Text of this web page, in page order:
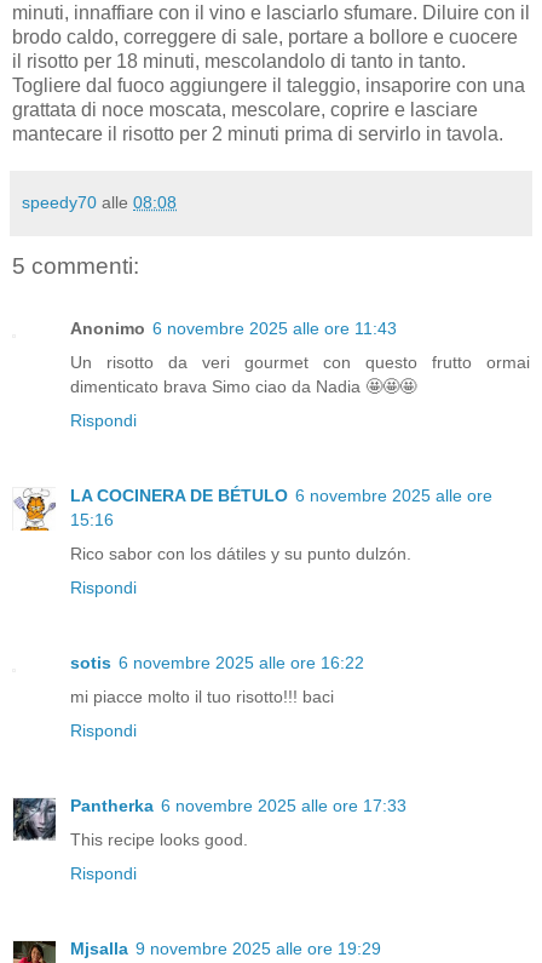
minuti, innaffiare con il vino e lasciarlo sfumare. Diluire con il
brodo caldo, correggere di sale, portare a bollore e cuocere
il risotto per 18 minuti, mescolandolo di tanto in tanto.
Togliere dal fuoco aggiungere il taleggio, insaporire con una
grattata di noce moscata, mescolare, coprire e lasciare
mantecare il risotto per 2 minuti prima di servirlo in tavola.
speedy70 alle 08:08
5 commenti:
Anonimo 6 novembre 2025 alle ore 11:43
Un risotto da veri gourmet con questo frutto ormai
dimenticato brava Simo ciao da Nadia 🤩🤩🤩
Rispondi
LA COCINERA DE BÉTULO 6 novembre 2025 alle ore
15:16
Rico sabor con los dátiles y su punto dulzón.
Rispondi
sotis 6 novembre 2025 alle ore 16:22
mi piacce molto il tuo risotto!!! baci
Rispondi
Pantherka 6 novembre 2025 alle ore 17:33
This recipe looks good.
Rispondi
Mjsalla 9 novembre 2025 alle ore 19:29